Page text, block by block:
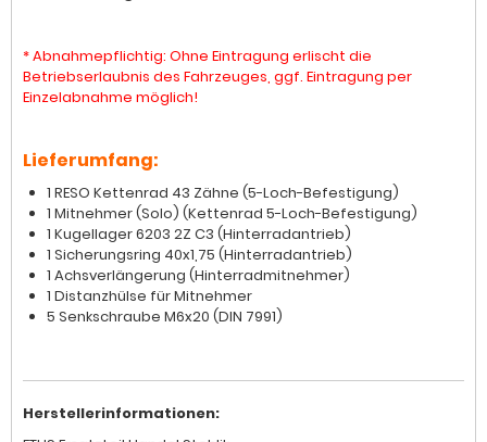
* Abnahmepflichtig: Ohne Eintragung erlischt die
Betriebserlaubnis des Fahrzeuges, ggf. Eintragung per
Einzelabnahme möglich!
Lieferumfang:
1 RESO Kettenrad 43 Zähne (5-Loch-Befestigung)
1 Mitnehmer (Solo) (Kettenrad 5-Loch-Befestigung)
1 Kugellager 6203 2Z C3 (Hinterradantrieb)
1 Sicherungsring 40x1,75 (Hinterradantrieb)
1 Achsverlängerung (Hinterradmitnehmer)
1 Distanzhülse für Mitnehmer
5 Senkschraube M6x20 (DIN 7991)
Herstellerinformationen: